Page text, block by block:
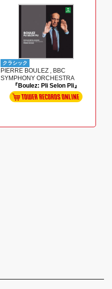
クラシック
PIERRE BOULEZ , BBC
SYMPHONY ORCHESTRA
『Boulez: Pli Selon Pli』